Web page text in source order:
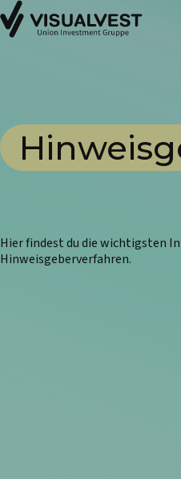
Hier findest du die wichtigsten
Hinweisgeberverfahren.